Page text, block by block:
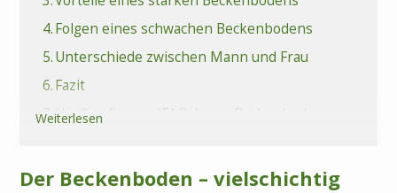
Der Beckenboden – vielschichtig
4.Folgen eines schwachen Beckenbodens
5.Unterschiede zwischen Mann und Frau
6.Fazit
7.Häufige Fragen (FAQs) zum Beckenboden
Weiterlesen